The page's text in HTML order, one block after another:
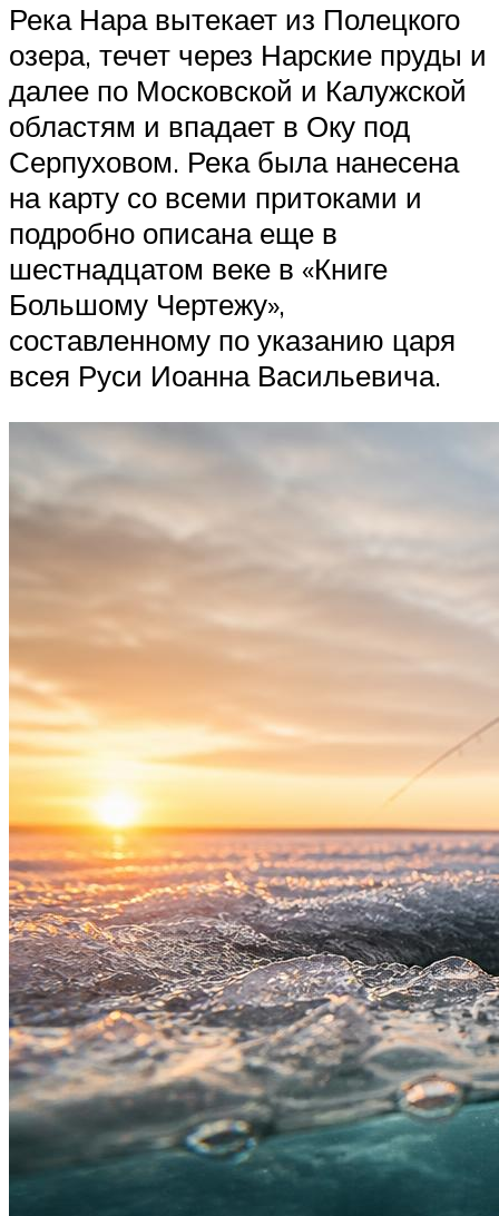
Река Нара вытекает из Полецкого
озера, течет через Нарские пруды и
да­лее по Московской и Калужской
областям и впадает в Оку под
Серпуховом. Река была нанесена
на карту со всеми притоками и
подробно описана еще в
шестнадцатом веке в «Книге
Большому Чертежу»,
составленному по ука­занию царя
всея Руси Иоанна Васильевича.